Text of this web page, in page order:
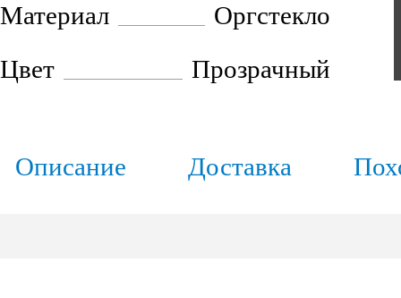
Материал
Оргстекло
Цвет
Прозрачный
Описание Доставка